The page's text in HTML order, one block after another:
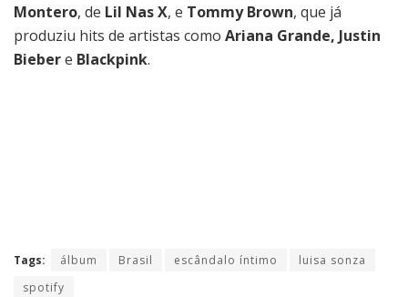
Montero, de Lil Nas X, e Tommy Brown, que já
produziu hits de artistas como Ariana Grande, Justin
Biebere Blackpink.
Tags: álbum Brasil escândalo íntimo
luisa sonza
spotify